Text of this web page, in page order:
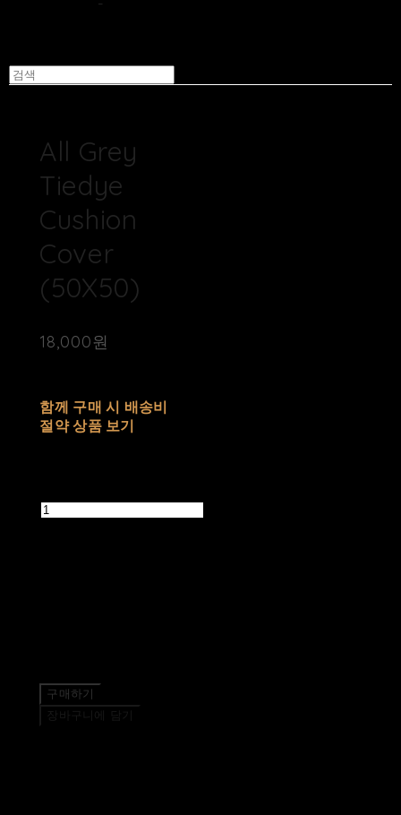
All Grey
Tiedye
Cushion
Cover
(50X50)
18,000원
함께 구매 시 배송비
절약 상품 보기
구매하기
장바구니에 담기